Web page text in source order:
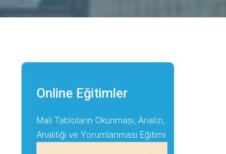
Online Eğitimler
Mali Tabloların Okunması, Analizi,
Analitiği ve Yorumlanması Eğitimi